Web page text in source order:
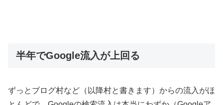
半年でGoogle流入が上回る
ずっとブログ村など（以降村と書きます）からの流入がほ